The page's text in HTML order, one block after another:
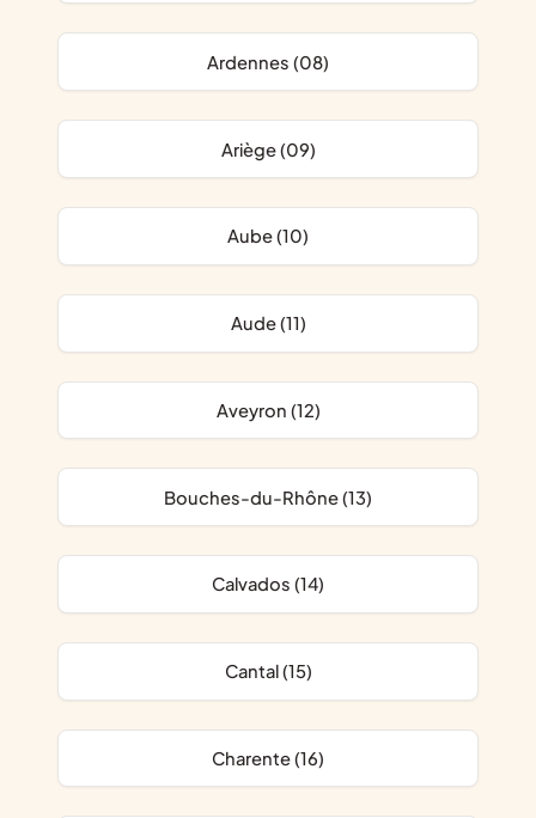
Ardennes (08)
Ariège (09)
Aube (10)
Aude (11)
Aveyron (12)
Bouches-du-Rhône (13)
Calvados (14)
Cantal (15)
Charente (16)